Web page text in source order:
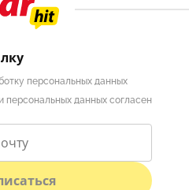
персональных данных
персональных данных согласен